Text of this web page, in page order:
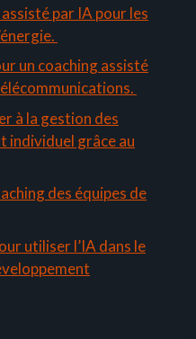
par IA pour les
un coaching assisté
à la gestion des
individuel grâce au
des équipes de
utiliser l’IA dans le